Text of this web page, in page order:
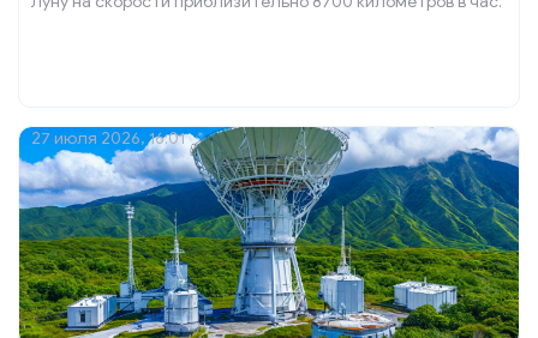
27 июля 2026, 16:01